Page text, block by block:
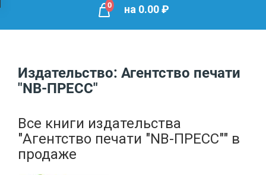
0 на 0.00₽
Издательство: Агентство печати
"NB-ПРЕСС"
Все книги издательства
"Агентство печати "NB-ПРЕСС"" в
продаже